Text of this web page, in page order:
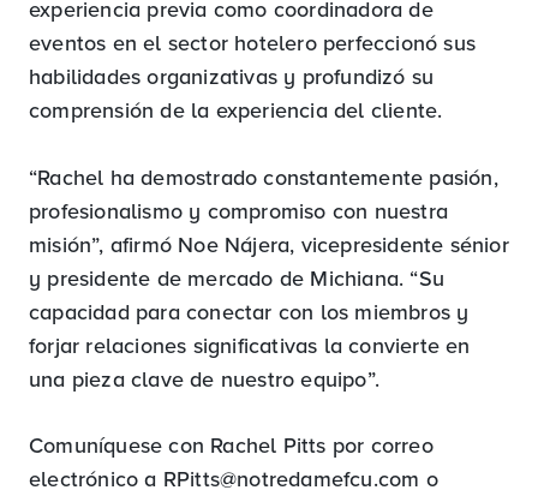
experiencia previa como coordinadora de
eventos en el sector hotelero perfeccionó sus
habilidades organizativas y profundizó su
comprensión de la experiencia del cliente.
“Rachel ha demostrado constantemente pasión,
profesionalismo y compromiso con nuestra
misión”, afirmó Noe Nájera, vicepresidente sénior
y presidente de mercado de Michiana. “Su
capacidad para conectar con los miembros y
forjar relaciones significativas la convierte en
una pieza clave de nuestro equipo”.
Comuníquese con Rachel Pitts por correo
electrónico a RPitts@notredamefcu.com o